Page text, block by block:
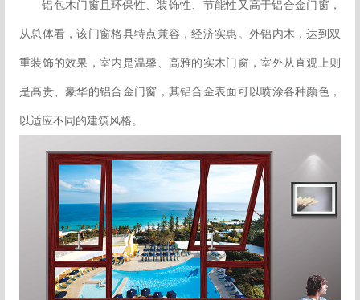
铝包木门窗且环保性、装饰性、节能性又高于铝合金门窗，
从总体看，该门窗格具特点兼容，经济实惠。外铝内木，达到双
重装饰的效果，室内是温馨、高雅的实木门窗，室外从直观上则
是高贵、豪华的铝合金门窗，其铝合金表面可以喷涂各种颜色，
以适应不同的建筑风格。